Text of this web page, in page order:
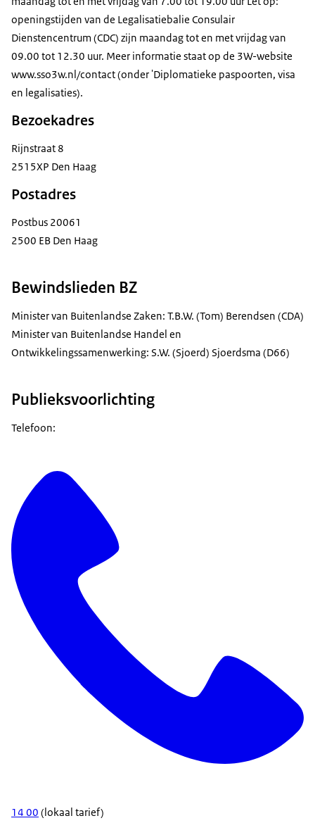
openingstijden van de Legalisatiebalie Consulair
Dienstencentrum (CDC) zijn maandag tot en met vrijdag van
09.00 tot 12.30 uur. Meer informatie staat op de 3W-website
www.sso3w.nl/contact (onder 'Diplomatieke paspoorten, visa
en legalisaties).
Bezoekadres
Rijnstraat 8
2515XP Den Haag
Postadres
Postbus 20061
2500 EB Den Haag
Bewindslieden BZ
Minister van Buitenlandse Zaken: T.B.W. (Tom) Berendsen (CDA)
Minister van Buitenlandse Handel en
Ontwikkelingssamenwerking: S.W. (Sjoerd) Sjoerdsma (D66)
Publieksvoorlichting
Telefoon:
14 00 (lokaal tarief)